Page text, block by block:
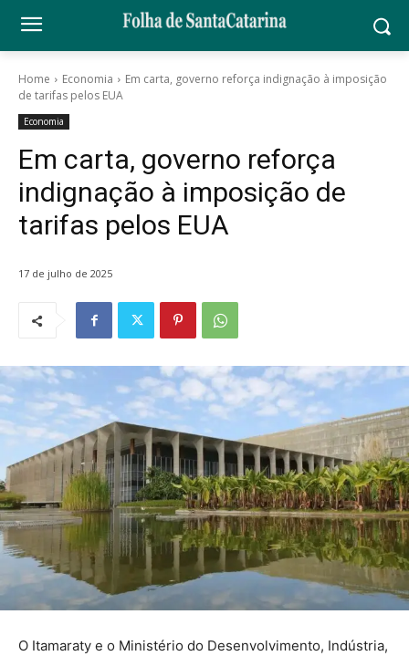
Home Economia
Em carta, governo reforça indignação à imposição
de tarifas pelos EUA
Economia
Em carta, governo reforça
indignação à imposição de
tarifas pelos EUA
17 de julho de 2025
O Itamaraty e o Ministério do Desenvolvimento, Indústria,